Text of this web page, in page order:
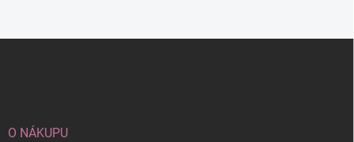
O NÁKUPU